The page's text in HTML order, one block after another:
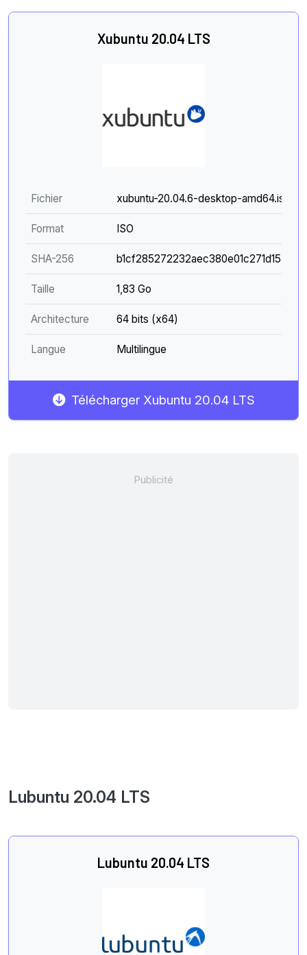
Xubuntu 20.04 LTS
Fichier xubuntu-20.04.6-desktop-amd64.iso
Format ISO
SHA-256
Taille 1,83 Go
Architecture 64 bits (x64)
Langue Multilingue
Télécharger Xubuntu 20.04 LTS
Lubuntu 20.04 LTS
Lubuntu 20.04 LTS